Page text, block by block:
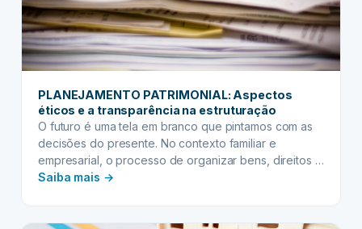
negócio
PLANEJAMENTO PATRIMONIAL: Aspectos
éticos e a transparência na estruturação
O futuro é uma tela em branco que pintamos com as
decisões do presente. No contexto familiar e
empresarial, o processo de organizar bens, direitos e
obrigações para as próximas gerações é conhecido
Saiba mais →: